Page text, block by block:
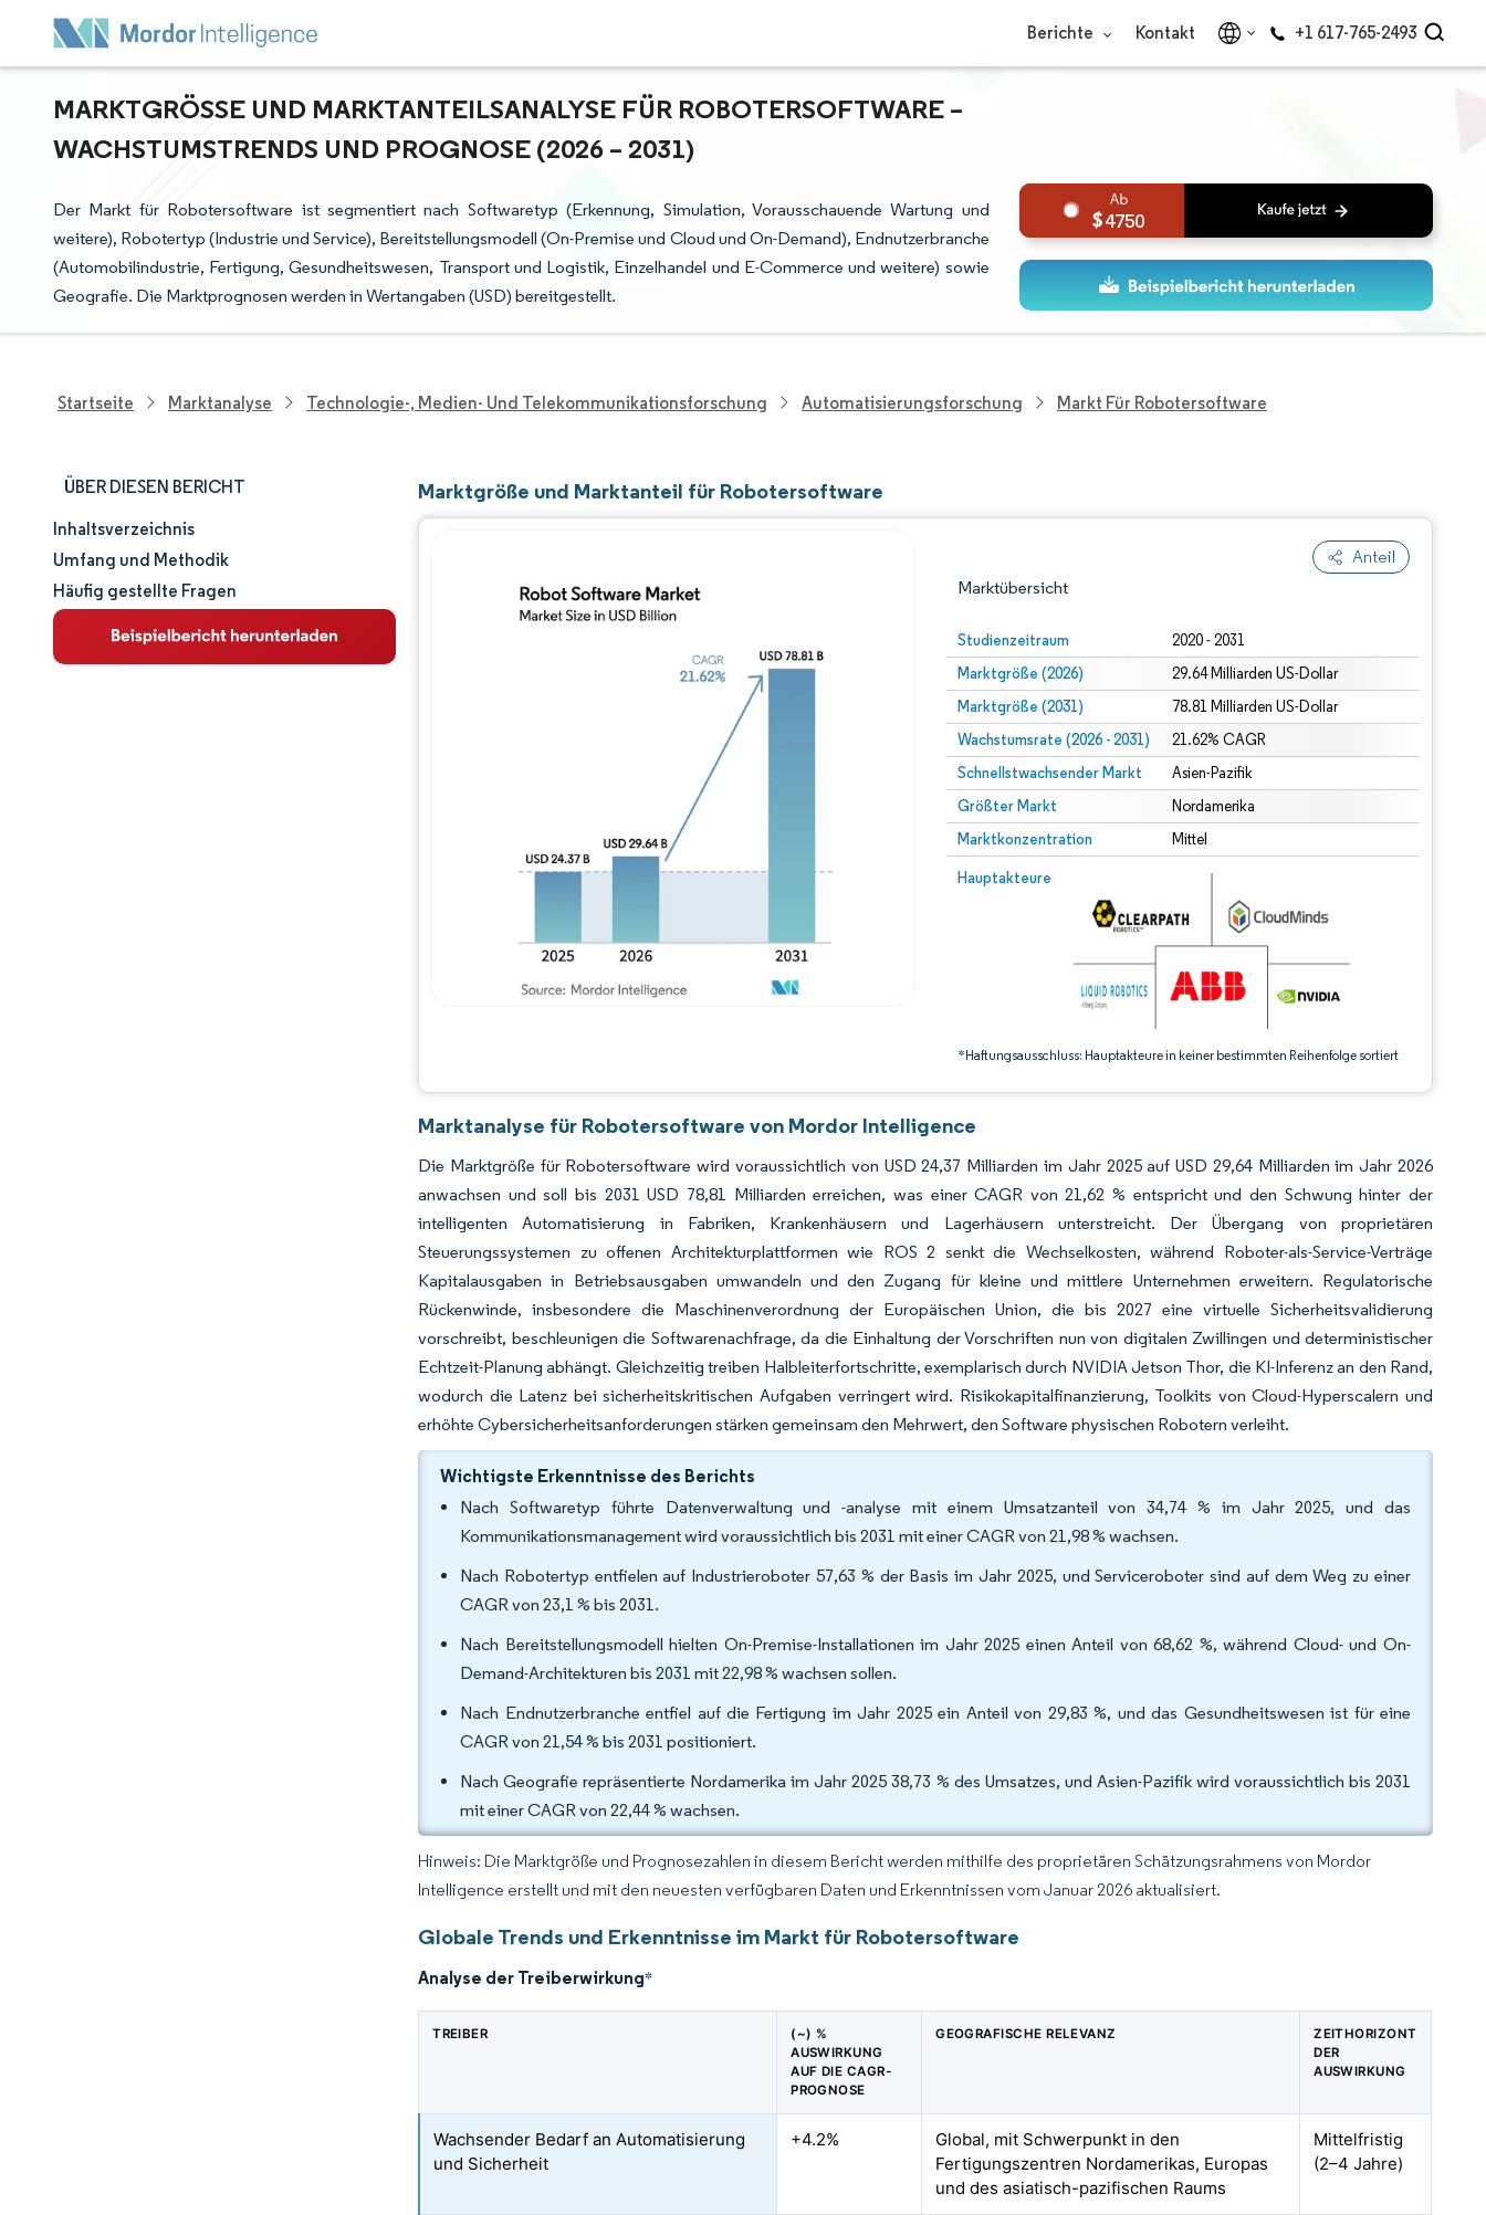
Berichte Kontakt +1 617-765-2493
MARKTGRÖSSE UND MARKTANTEILSANALYSE FÜR ROBOTERSOFTWARE – W
ACHSTUMSTRENDS UND PROGNOSE (2026 – 2031)
Der Markt für Robotersoftware ist segmentiert nach Softwaretyp (Erkennung, Simulation, Vorausschauende Wartung und
weitere), Robotertyp (Industrie und Service), Bereitstellungsmodell (On-Premise und Cloud und On-Demand), Endnutzerbranche
(Automobilindustrie, Fertigung, Gesundheitswesen, Transport und Logistik, Einzelhandel und E-Commerce und weitere) sowie
Geografie. Die Marktprognosen werden in Wertangaben (USD) bereitgestellt.
4750
Startseite Marktanalyse Technologie-, Medien- Und Telekommunikationsforschung Automatisierungsforschung Markt Für Robotersoftware
ÜBER DIESEN BERICHT
Marktgröße und -anteil
Marktanalyse
Trends und Einblicke
Inhaltsverzeichnis
Umfang und Methodik
Häufig gestellte Fragen
Marktgröße und Marktanteil für Robotersoftware
Anteil
Marktübersicht
Studienzeitraum 2020 - 2031
Marktgröße (2026) 29.64 Milliarden US-Dollar
Marktgröße (2031) 78.81 Milliarden US-Dollar
Wachstumsrate (2026 - 2031) 21.62% CAGR
Schnellstwachsender Markt Asien-Pazifik
Größter Markt Nordamerika
Marktkonzentration Mittel
Hauptakteure
*Haftungsausschluss: Hauptakteure in keiner bestimmten Reihenfolge sortiert
Bild © Mordor Intelligence. Wiederverwendung erfordert Namensnennung gemäß CC BY 4.0.
Bild © Mordor Intelligence. Wiederverwendung erfordert Namensnennung gemäß CC BY 4.0.
Marktanalyse für Robotersoftware von Mordor Intelligence
Die Marktgröße für Robotersoftware wird voraussichtlich von USD 24,37 Milliarden im Jahr 2025 auf USD 29,64 Milliarden im Jahr 2026
anwachsen und soll bis 2031 USD 78,81 Milliarden erreichen, was einer CAGR von 21,62 % entspricht und den Schwung hinter der
intelligenten Automatisierung in Fabriken, Krankenhäusern und Lagerhäusern unterstreicht. Der Übergang von proprietären
Steuerungssystemen zu offenen Architekturplattformen wie ROS 2 senkt die Wechselkosten, während Roboter-als-Service-Verträge
Kapitalausgaben in Betriebsausgaben umwandeln und den Zugang für kleine und mittlere Unternehmen erweitern. Regulatorische
Rückenwinde, insbesondere die Maschinenverordnung der Europäischen Union, die bis 2027 eine virtuelle Sicherheitsvalidierung
vorschreibt, beschleunigen die Softwarenachfrage, da die Einhaltung der Vorschriften nun von digitalen Zwillingen und deterministischer
Echtzeit-Planung abhängt. Gleichzeitig treiben Halbleiterfortschritte, exemplarisch durch NVIDIA Jetson Thor, die KI-Inferenz an den Rand,
wodurch die Latenz bei sicherheitskritischen Aufgaben verringert wird. Risikokapitalfinanzierung, Toolkits von Cloud-Hyperscalern und
erhöhte Cybersicherheitsanforderungen stärken gemeinsam den Mehrwert, den Software physischen Robotern verleiht.
Wichtigste Erkenntnisse des Berichts
Nach Softwaretyp führte Datenverwaltung und -analyse mit einem Umsatzanteil von 34,74 % im Jahr 2025, und das
Kommunikationsmanagement wird voraussichtlich bis 2031 mit einer CAGR von 21,98 % wachsen.
Nach Robotertyp entfielen auf Industrieroboter 57,63 % der Basis im Jahr 2025, und Serviceroboter sind auf dem Weg zu einer
CAGR von 23,1 % bis 2031.
Nach Bereitstellungsmodell hielten On-Premise-Installationen im Jahr 2025 einen Anteil von 68,62 %, während Cloud- und On-
Demand-Architekturen bis 2031 mit 22,98 % wachsen sollen.
Nach Endnutzerbranche entfiel auf die Fertigung im Jahr 2025 ein Anteil von 29,83 %, und das Gesundheitswesen ist für eine
CAGR von 21,54 % bis 2031 positioniert.
Nach Geografie repräsentierte Nordamerika im Jahr 2025 38,73 % des Umsatzes, und Asien-Pazifik wird voraussichtlich bis 2031
mit einer CAGR von 22,44 % wachsen.
Hinweis: Die Marktgröße und Prognosezahlen in diesem Bericht werden mithilfe des proprietären Schätzungsrahmens von Mordor
Intelligence erstellt und mit den neuesten verfügbaren Daten und Erkenntnissen vom Januar 2026 aktualisiert.
Globale Trends und Erkenntnisse im Markt für Robotersoftware
Analyse der Treiberwirkung*
TREIBER
(~) %
AUSWIRKUNG
AUF DIE CAGR-
PROGNOSE
GEOGRAFISCHE RELEVANZ
ZEITHORIZONT
DER
AUSWIRKUNG
Wachsender Bedarf an Automatisierung
und Sicherheit
+4.2%
Global, mit Schwerpunkt in den
Fertigungszentren Nordamerikas, Europas
und des asiatisch-pazifischen Raums
Mittelfristig
(2–4 Jahre)